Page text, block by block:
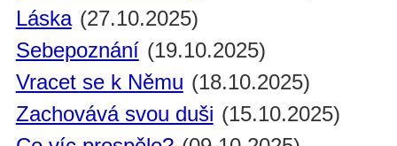
Láska (27.10.2025)
Sebepoznání (19.10.2025)
Vracet se k Němu (18.10.2025)
Zachovává svou duši (15.10.2025)